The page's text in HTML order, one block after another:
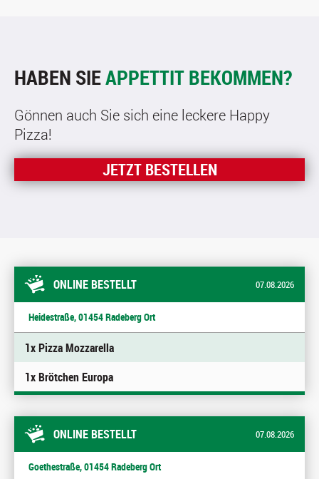
HABEN SIEAPPETTIT BEKOMMEN?
Gönnen auch Sie sich eine leckere Happy
Pizza!
JETZT BESTELLEN
ONLINE BESTELLT 07.08.2026
Heidestraße, 01454 Radeberg Ort
1x Pizza Mozzarella
1x Brötchen Europa
ONLINE BESTELLT 07.08.2026
Goethestraße, 01454 Radeberg Ort